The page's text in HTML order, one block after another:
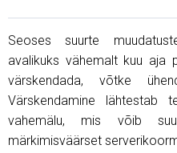
Seoses suurte
avalikuks vähemalt kuu aja
värskendada, võtke
Värskendamine lähtestab
vahemälu, mis võib
märkimisväärset